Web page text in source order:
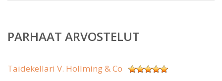
PARHAAT ARVOSTELUT
Taidekellari V. Hollming & Co